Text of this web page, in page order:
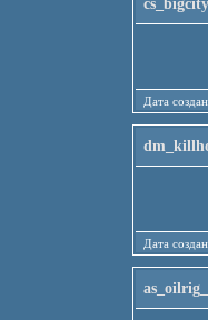
cs_bigcity
Дата
Дата